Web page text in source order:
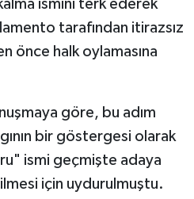
ismini terk ederek
tarafından itirazsız
önce halk oylamasına
göre, bu adım
bir göstergesi olarak
ismi geçmişte adaya
için uydurulmuştu.